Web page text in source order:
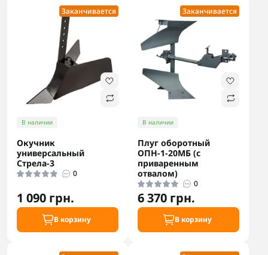
Заканчивается
В наличии
Окучник
универсальный
Стрела-3
0
1 090 грн.
В корзину
Заканчивается
В наличии
Плуг оборотный
ОПН-1-20МБ (с
приваренным
отвалом)
0
6 370 грн.
В корзину